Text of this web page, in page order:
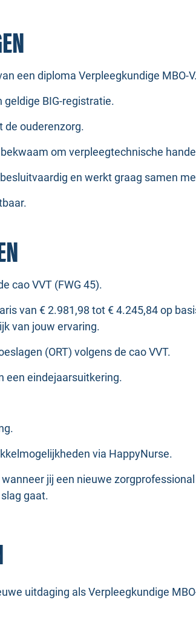
een diploma Verpleegkundige MBO-V.
BIG-registratie.
de ouderenzorg.
om verpleegtechnische
en werkt graag samen
cao VVT (FWG 45).
van € 2.981,98 tot € 4.245,84 op
van jouw ervaring.
(ORT) volgens de cao VVT.
een eindejaarsuitkering.
via HappyNurse.
jij een nieuwe
gaat.
uitdaging als Verpleegkundige